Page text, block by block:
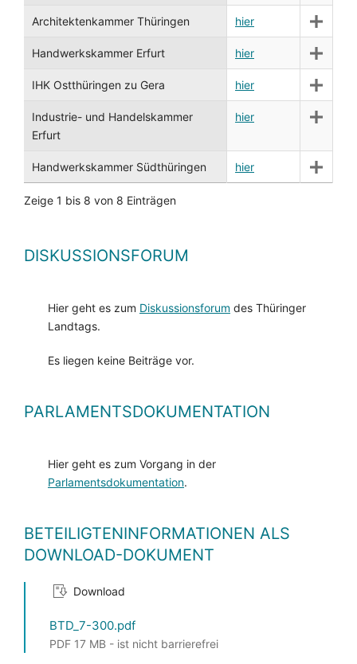
Architektenkammer Thüringen hier
Handwerkskammer Erfurt hier
IHK Ostthüringen zu Gera hier
Industrie- und Handelskammer
Erfurt
hier
Handwerkskammer Südthüringen hier
Zeige 1 bis 8 von 8 Einträgen
DISKUSSIONSFORUM
Hier geht es zum Diskussionsforum des Thüringer
Landtags.
Es liegen keine Beiträge vor.
PARLAMENTSDOKUMENTATION
Hier geht es zum Vorgang in der
Parlamentsdokumentation.
BETEILIGTENINFORMATIONEN ALS
DOWNLOAD-DOKUMENT
Download
BTD_7-300.pdf
PDF 17 MB - ist nicht barrierefrei